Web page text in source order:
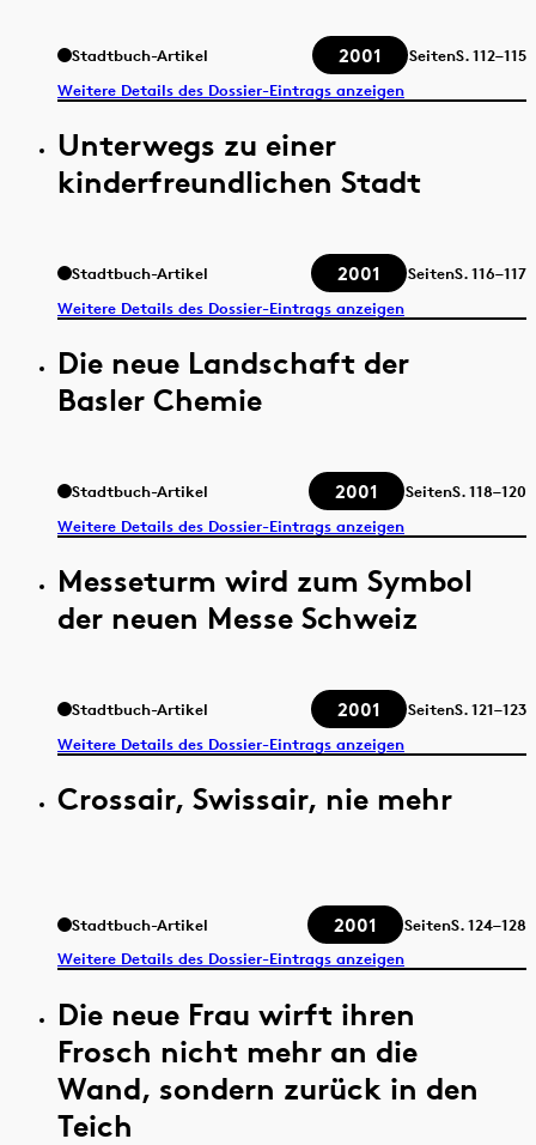
Stadtbuch-Artikel 2001 SeitenS.112–115
Weitere Details des Dossier-Eintrags anzeigen
Unterwegs zu einer
kinderfreundlichen Stadt
Stadtbuch-Artikel 2001 SeitenS.116–117
Weitere Details des Dossier-Eintrags anzeigen
Die neue Landschaft der
Basler Chemie
Stadtbuch-Artikel 2001 SeitenS.118–120
Weitere Details des Dossier-Eintrags anzeigen
Messeturm wird zum Symbol
der neuen Messe Schweiz
Stadtbuch-Artikel 2001 SeitenS.121–123
Weitere Details des Dossier-Eintrags anzeigen
Crossair, Swissair, nie mehr
Stadtbuch-Artikel 2001 SeitenS.124–128
Weitere Details des Dossier-Eintrags anzeigen
Die neue Frau wirft ihren
Frosch nicht mehr an die
Wand, sondern zurück in den
Teich